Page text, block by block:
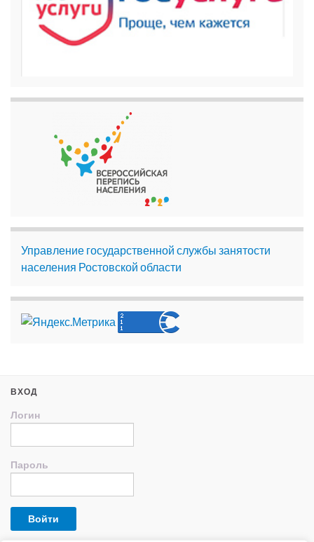
Управление государственной службы занятости
населения Ростовской области
ВХОД
Логин
Пароль